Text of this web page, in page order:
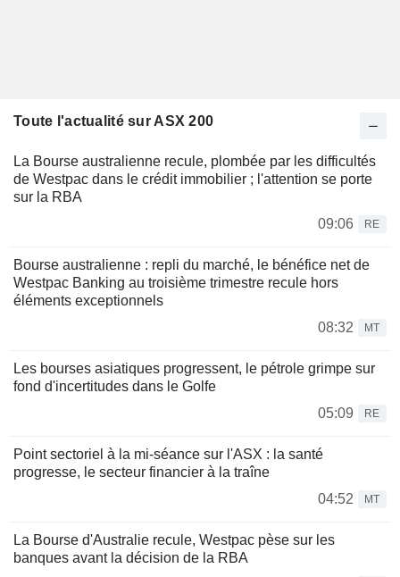
Toute l'actualité sur ASX 200
La Bourse australienne recule, plombée par les difficultés
de Westpac dans le crédit immobilier ; l'attention se porte
sur la RBA
09:06
RE
Bourse australienne : repli du marché, le bénéfice net de
Westpac Banking au troisième trimestre recule hors
éléments exceptionnels
08:32
MT
Les bourses asiatiques progressent, le pétrole grimpe sur
fond d'incertitudes dans le Golfe
05:09
RE
Point sectoriel à la mi-séance sur l'ASX : la santé
progresse, le secteur financier à la traîne
04:52
MT
La Bourse d'Australie recule, Westpac pèse sur les
banques avant la décision de la RBA